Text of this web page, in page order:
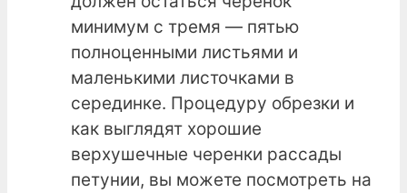
минимум с тремя — пятью
полноценными листьями и
маленькими листочками в
серединке. Процедуру обрезки и
как выглядят хорошие
верхушечные черенки рассады
петунии, вы можете посмотреть на